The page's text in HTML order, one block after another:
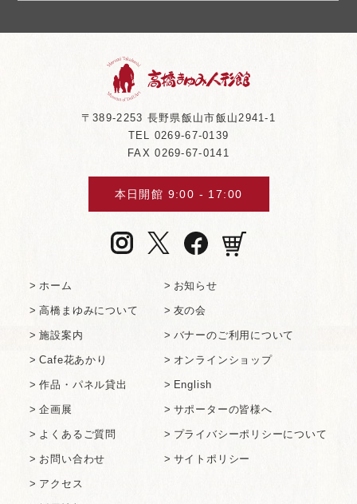
〒389-2253 ⻑野県飯⼭市飯⼭2941-1
TEL 0269-67-0139
FAX 0269-67-0141
本⽇開館 9:00 - 17:00
ホーム
⾼橋まゆみについて
施設案内
Cafe花あかり
作品・パネル貸出
企画展
よくあるご質問
お問い合わせ
アクセス
お知らせ
友の会
バナーのご利⽤について
オンラインショップ
English
サポーターの皆様へ
プライバシーポリシーについて
サイトポリシー